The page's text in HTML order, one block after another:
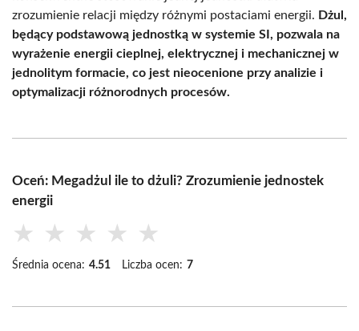
zrozumienie relacji między różnymi postaciami energii. Dżul,
będący podstawową jednostką w systemie SI, pozwala na
wyrażenie energii cieplnej, elektrycznej i mechanicznej w
jednolitym formacie, co jest nieocenione przy analizie i
optymalizacji różnorodnych procesów.
Oceń: Megadżul ile to dżuli? Zrozumienie jednostek
energii
★ ★ ★ ★ ★
Średnia ocena: 4.51 Liczba ocen: 7